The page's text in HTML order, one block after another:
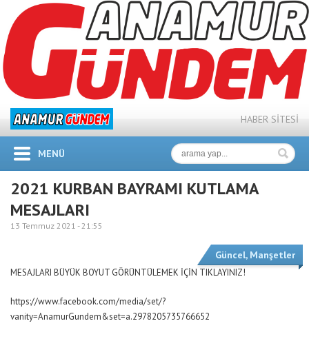
HABER SİTESİ
MENÜ
2021 KURBAN BAYRAMI KUTLAMA
MESAJLARI
13 Temmuz 2021 - 21:55
Güncel, Manşetler
MESAJLARI BÜYÜK BOYUT GÖRÜNTÜLEMEK İÇİN TIKLAYINIZ!
https://www.facebook.com/media/set/?
vanity=AnamurGundem&set=a.2978205735766652